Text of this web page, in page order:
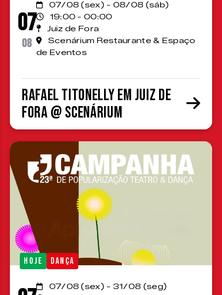
07
08
07/08 (sex) - 08/08 (sáb)
19:00 - 00:00
Juiz de Fora
Scenárium Restaurante & Espaço
de Eventos
Rafael Titonelly em Juiz de
Fora @ Scenárium
HOJE DANÇA
07/08 (sex) - 31/08 (seg)